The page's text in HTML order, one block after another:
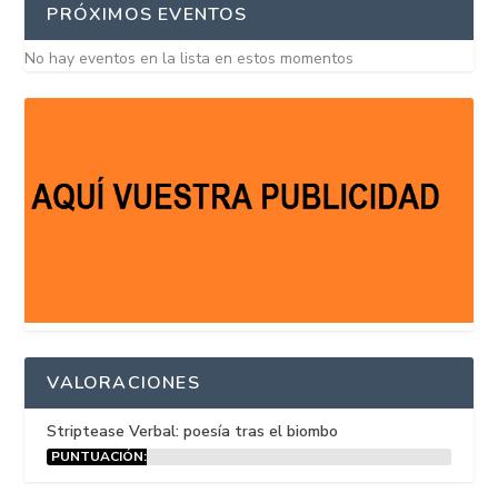
PRÓXIMOS EVENTOS
No hay eventos en la lista en estos momentos
VALORACIONES
Striptease Verbal: poesía tras el biombo
PUNTUACIÓN: